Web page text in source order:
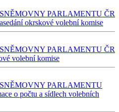
PARLAMENTU ČR
okrskové volební komise
PARLAMENTU ČR
volební komise
PARLAMENTU
o počtu a sídlech volebních